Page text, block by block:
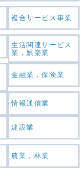
複合サービス事業
生活関連サービス
業，娯楽業
金融業，保険業
情報通信業
建設業
農業，林業